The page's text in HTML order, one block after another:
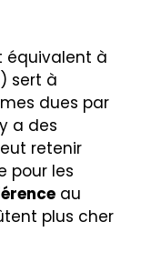
équivalent à
sert à
dues par
a des
retenir
pour les
au
plus cher